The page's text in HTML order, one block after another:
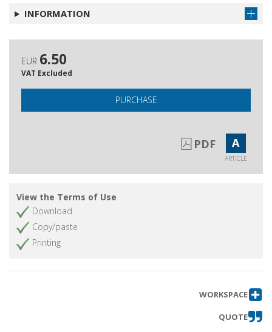
INFORMATION
EUR 6.50
VAT Excluded
PURCHASE
PDF A
ARTICLE
View the Terms of Use
Download
Copy/paste
Printing
WORKSPACE
QUOTE